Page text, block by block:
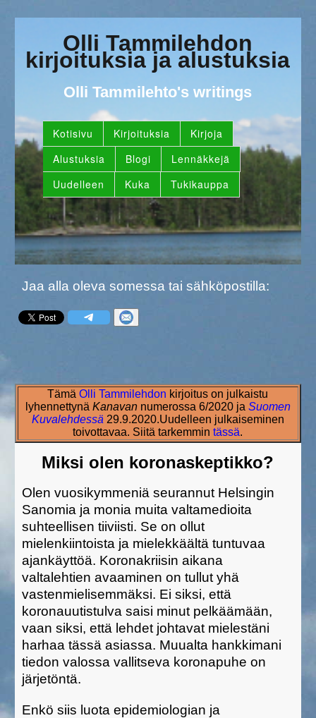
Olli Tammilehdon
kirjoituksia ja alustuksia
Olli Tammilehto's writings
Kotisivu Kirjoituksia
Kirjoja
Alustuksia
Blogi
Lennäkkejä
Uudelleen
Kuka Tukikauppa
Jaa alla oleva somessa tai sähköpostilla:
TämäOlli Tammilehdon kirjoitus on julkaistu
lyhennettynä Kanavannumerossa 6/2020 ja Suomen
Kuvalehdessä 29.9.2020.Uudelleen julkaiseminen
toivottavaa. Siitä tarkemmintässä.
Miksi olen koronaskeptikko?
Olen vuosikymmeniä seurannut Helsingin
Sanomia ja monia muita valtamedioita
suhteellisen tiiviisti. Se on ollut
mielenkiintoista ja mielekkäältä tuntuvaa
ajankäyttöä. Koronakriisin aikana
valtalehtien avaaminen on tullut yhä
vastenmielisemmäksi. Ei siksi, että
koronauutistulva saisi minut pelkäämään,
vaan siksi, että lehdet johtavat mielestäni
harhaa tässä asiassa. Muualta hankkimani
tiedon valossa vallitseva koronapuhe on
järjetöntä.
Enkö siis luota epidemiologian ja